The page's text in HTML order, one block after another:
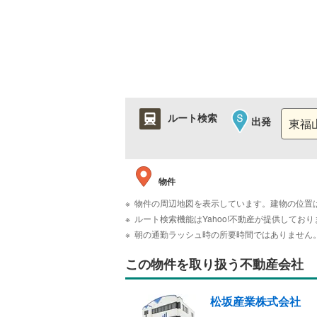
ルート検索 出発
物件
物件の周辺地図を表示しています。建物の位
ルート検索機能はYahoo!不動産が提供してお
朝の通勤ラッシュ時の所要時間ではありませ
この物件を取り扱う不動産会社
松坂産業株式会社